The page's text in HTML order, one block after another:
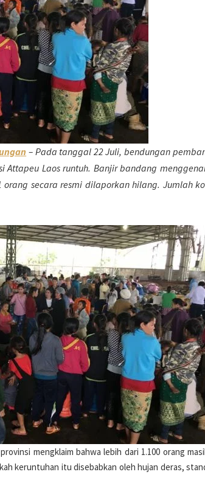
– Pada tanggal 22 Juli, bendungan
Attapeu Laos runtuh. Banjir bandang
secara resmi dilaporkan hilang. Jumlah
mengklaim bahwa lebih dari 1.100 orang
keruntuhan itu disebabkan oleh hujan deras,